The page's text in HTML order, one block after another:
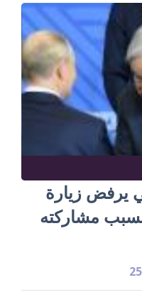
يرفض زيارة
بسبب مشاركته